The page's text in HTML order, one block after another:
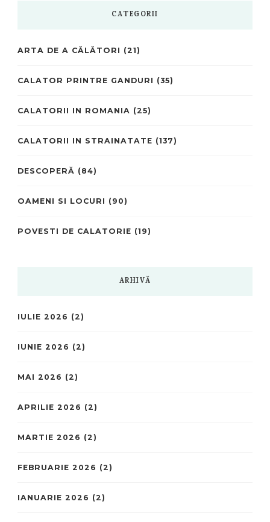
CATEGORII
ARTA DE A CĂLĂTORI (21)
CALATOR PRINTRE GANDURI (35)
CALATORII IN ROMANIA (25)
CALATORII IN STRAINATATE (137)
DESCOPERĂ (84)
OAMENI SI LOCURI (90)
POVESTI DE CALATORIE (19)
ARHIVĂ
IULIE 2026 (2)
IUNIE 2026 (2)
MAI 2026 (2)
APRILIE 2026 (2)
MARTIE 2026 (2)
FEBRUARIE 2026 (2)
IANUARIE 2026 (2)